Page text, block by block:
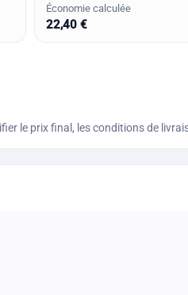
Économie calculée
22,40 €
le prix final, les conditions de